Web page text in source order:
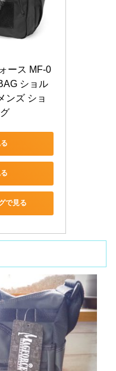
ース MF-0
ショル
ンズ ショ
で見る